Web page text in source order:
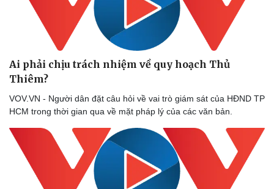
Ai phải chịu trách nhiệm về quy hoạch Thủ
Thiêm?
VOV.VN - Người dân đặt câu hỏi về vai trò giám sát của HĐND TP
HCM trong thời gian qua về mặt pháp lý của các văn bản.